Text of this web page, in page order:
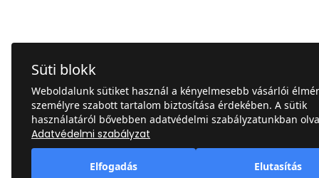
Süti blokk
Weboldalunk sütiket használ a kényelmesebb vásárlói
személyre szabott tartalom biztosítása érdekében. A sütik
használatáról bővebben adatvédelmi szabályzatunkban
Adatvédelmi szabályzat
Elfogadás Elutasítás